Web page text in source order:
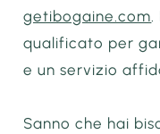
getibogaine.com.
qualificato per
e un servizio
Sanno che hai